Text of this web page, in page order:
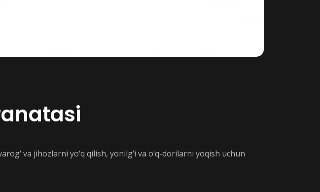
va jihozlarni yo‘q qilish, yonilg‘i va o‘q-dorilarni yoqish uchun